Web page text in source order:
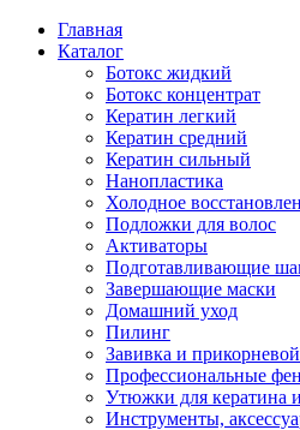
Главная
Каталог
Ботокс жидкий
Ботокс концентрат
Кератин легкий
Кератин средний
Кератин сильный
Нанопластика
Холодное
Подложки для волос
Активаторы
Подготавливающие
Завершающие маски
Домашний уход
Пилинг
Завивка и
Профессиональные
Утюжки для кератина
Инструменты,